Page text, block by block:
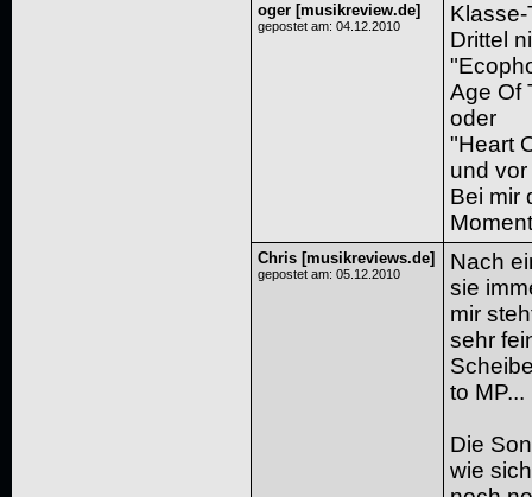
oger [musikreview.de]
gepostet am: 04.12.2010
Drittel
Age Of
oder
"Heart
und
Bei mir
Chris [musikreviews.de]
gepostet am: 05.12.2010
Nach
sie
mir
sehr
to MP...
Die
wie